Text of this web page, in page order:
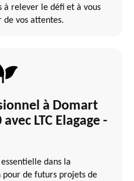
à relever le défi et à vous
vos attentes.
à Domart
LTC Elagage -
dans la
de futurs projets de